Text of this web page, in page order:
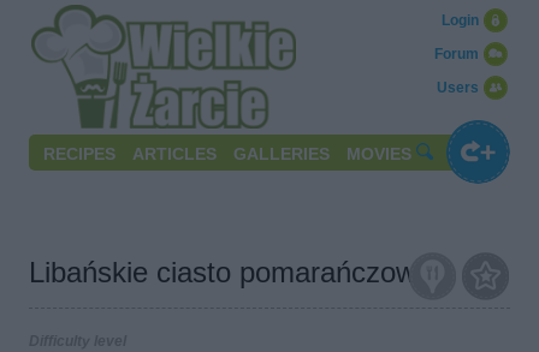
Users
Forum
Login
RECIPES ARTICLES GALLERIES MOVIES
Libańskie ciasto pomarańczowe